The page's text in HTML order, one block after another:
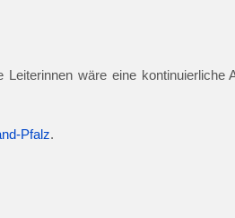
wäre eine kontinuierliche
Pfalz.